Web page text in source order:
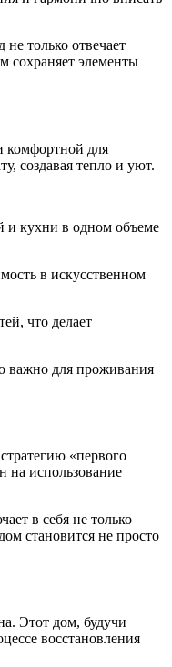
только отвечает
сохраняет элементы
комфортной для
создавая тепло и уют.
и кухни в одном объеме
в искусственном
что делает
важно для проживания
«первого
на использование
в себя не только
становится не просто
Этот дом, будучи
восстановления